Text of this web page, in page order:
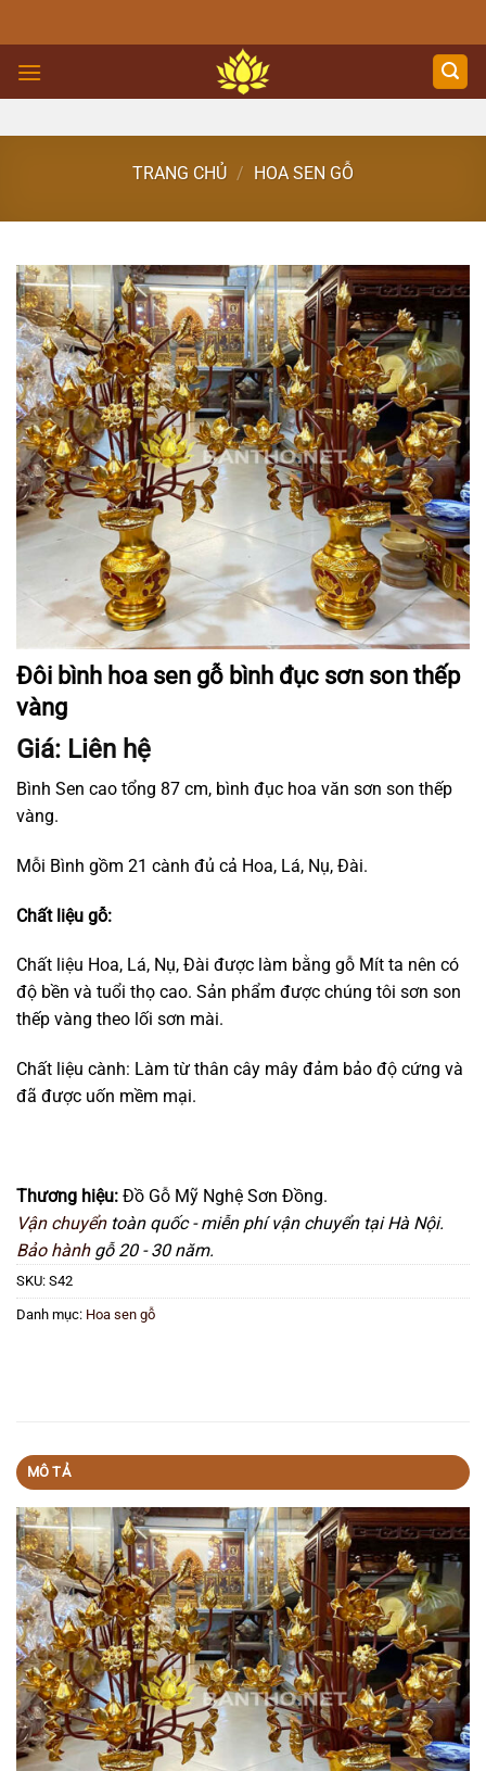
to
content
TRANG CHỦ / HOA SEN GỖ
Đôi bình hoa sen gỗ bình đục sơn son thếp
vàng
Giá: Liên hệ
Bình Sen cao tổng 87 cm, bình đục hoa văn sơn son thếp
vàng.
Mỗi Bình gồm 21 cành đủ cả Hoa, Lá, Nụ, Đài.
Chất liệu gỗ:
Chất liệu Hoa, Lá, Nụ, Đài được làm bằng gỗ Mít ta nên có
độ bền và tuổi thọ cao. Sản phẩm được chúng tôi sơn son
thếp vàng theo lối sơn mài.
Chất liệu cành: Làm từ thân cây mây đảm bảo độ cứng và
đã được uốn mềm mại.
Thương hiệu: Đồ Gỗ Mỹ Nghệ Sơn Đồng.
Vận chuyểntoàn quốc - miễn phí vận chuyển tại Hà Nội.
Bảo hànhgỗ 20 - 30 năm.
SKU: S42
Danh mục: Hoa sen gỗ
MÔ TẢ